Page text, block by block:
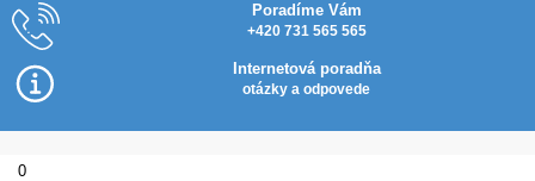
Poradíme Vám
+420 731 565 565
Internetová poradňa
otázky a odpovede
0
AquaStop SanFix® (10
hydrofóbny náter
137,50
+ PŘIDAT DO KOŠÍKU
€20,00